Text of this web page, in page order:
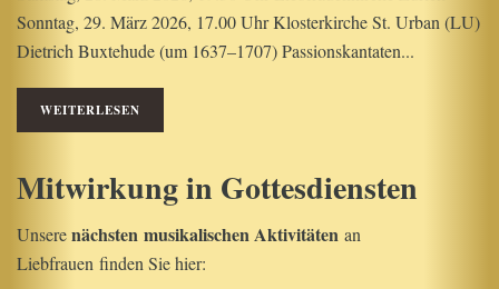
Sonntag, 29. März 2026, 17.00 Uhr Klosterkirche St. Urban (LU)
Dietrich Buxtehude (um 1637–1707) Passionskantaten...
WEITERLESEN
Mitwirkung in Gottesdiensten
Unserenächsten musikalischen Aktivitäten an
Liebfrauen finden Sie hier: